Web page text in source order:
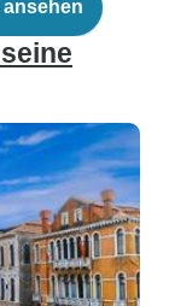
ansehen